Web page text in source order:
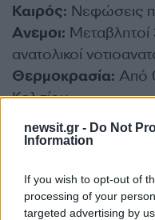
newsit.gr - Do Not
Information
If you wish to opt-out of
processing of your
targeted advertising by
Καιρός: Νεφώσεις
Ανεμοι: Μεταβλητοί
ανατολικοί
Θερμοκρασία: Από
Κελσίου.